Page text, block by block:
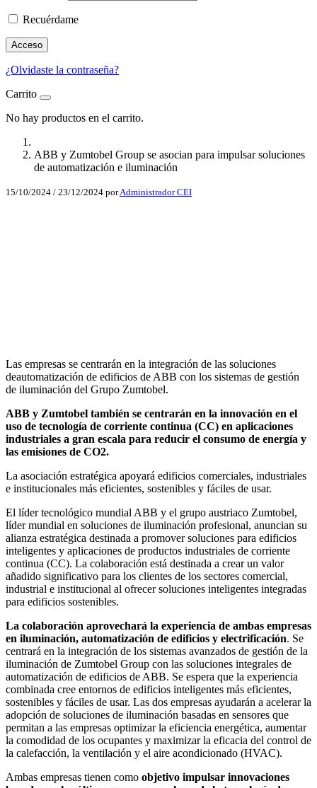
Recuérdame
Acceso
¿Olvidaste la contraseña?
Carrito
No hay productos en el carrito.
ABB y Zumtobel Group se asocian para impulsar soluciones
de automatización e iluminación
15/10/2024 / 23/12/2024 porAdministrador CEI
Las empresas se centrarán en la integración de las soluciones
deautomatización de edificios de ABB con los sistemas de gestión
de iluminación del Grupo Zumtobel.
ABB y Zumtobel también se centrarán en la innovación en el
uso de tecnología de corriente continua (CC) en aplicaciones
industriales a gran escala para reducir el consumo de energía y
las emisiones de CO2.
La asociación estratégica apoyará edificios comerciales, industriales
e institucionales más eficientes, sostenibles y fáciles de usar.
El líder tecnológico mundial ABB y el grupo austriaco Zumtobel,
líder mundial en soluciones de iluminación profesional, anuncian su
alianza estratégica destinada a promover soluciones para edificios
inteligentes y aplicaciones de productos industriales de corriente
continua (CC). La colaboración está destinada a crear un valor
añadido significativo para los clientes de los sectores comercial,
industrial e institucional al ofrecer soluciones inteligentes integradas
para edificios sostenibles.
La colaboración aprovechará la experiencia de ambas empresas
en iluminación, automatización de edificios y electrificación. Se
centrará en la integración de los sistemas avanzados de gestión de la
iluminación de Zumtobel Group con las soluciones integrales de
automatización de edificios de ABB. Se espera que la experiencia
combinada cree entornos de edificios inteligentes más eficientes,
sostenibles y fáciles de usar. Las dos empresas ayudarán a acelerar la
adopción de soluciones de iluminación basadas en sensores que
permitan a las empresas optimizar la eficiencia energética, aumentar
la comodidad de los ocupantes y maximizar la eficacia del control de
la calefacción, la ventilación y el aire acondicionado (HVAC).
Ambas empresas tienen como objetivo impulsar innovaciones